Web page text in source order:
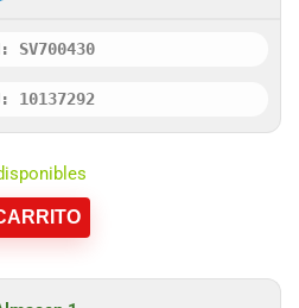
SV700430
10137292